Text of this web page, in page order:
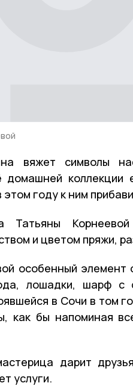
вяжет символы
коллекции
этом году к ним
Татьяны
и цветом пряжи,
особенный
лошадки, шарф с
в Сочи в том
как бы напоминая
дарит
услуги.